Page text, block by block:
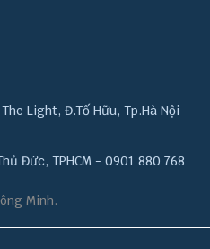
Light, Đ.Tố Hữu, Tp.Hà Nội -
Đức, TPHCM - 0901 880 768
Minh.